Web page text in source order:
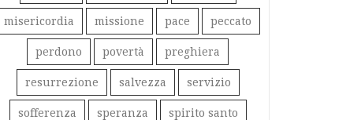
misericordia missione pace peccato
perdono povertà preghiera
resurrezione salvezza servizio
sofferenza speranza spirito santo